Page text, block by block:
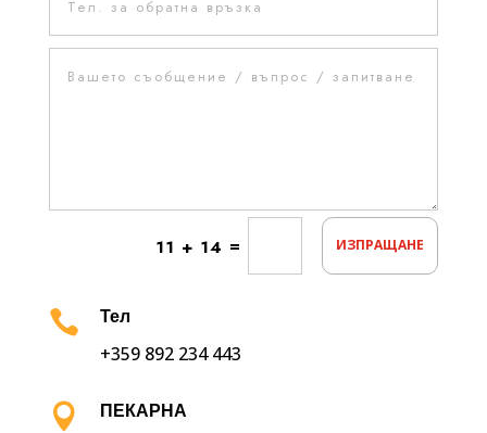
11 + 14 = ИЗПРАЩАНЕ
 Тел
+359 892 234 443
 ПЕКАРНА